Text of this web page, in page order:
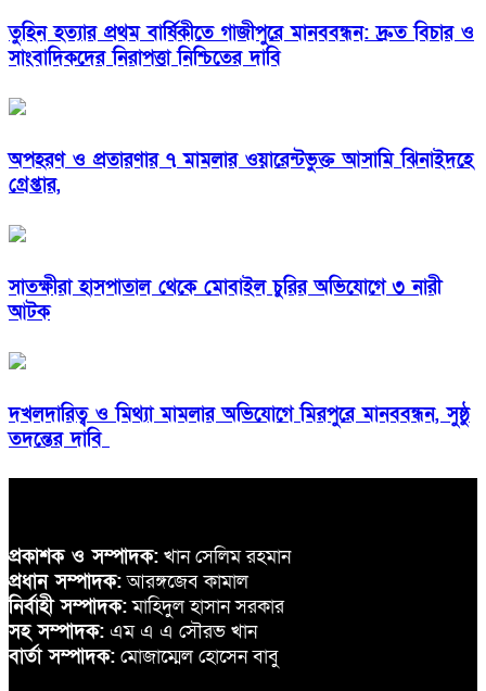
তুহিন হত্যার প্রথম বার্ষিকীতে গাজীপুরে মানববন্ধন: দ্রুত বিচার ও
সাংবাদিকদের নিরাপত্তা নিশ্চিতের দাবি
অপহরণ ও প্রতারণার ৭ মামলার ওয়ারেন্টভুক্ত আসামি ঝিনাইদহে
গ্রেপ্তার,
সাতক্ষীরা হাসপাতাল থেকে মোবাইল চুরির অভিযোগে ৩ নারী
আটক
দখলদারিত্ব ও মিথ্যা মামলার অভিযোগে মিরপুরে মানববন্ধন, সুষ্ঠু
তদন্তের দাবি
প্রকাশক ও সম্পাদক: খান সেলিম রহমান
প্রধান সম্পাদক:আরঙ্গজেব কামাল
নির্বাহী সম্পাদক:মাহিদুল হাসান সরকার
সহ সম্পাদক: এম এ এ সৌরভ খান
বার্তা সম্পাদক: মোজাম্মেল হোসেন বাবু